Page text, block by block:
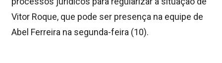
Vitor Roque, que pode ser presença na equipe de
Abel Ferreira na segunda-feira (10).